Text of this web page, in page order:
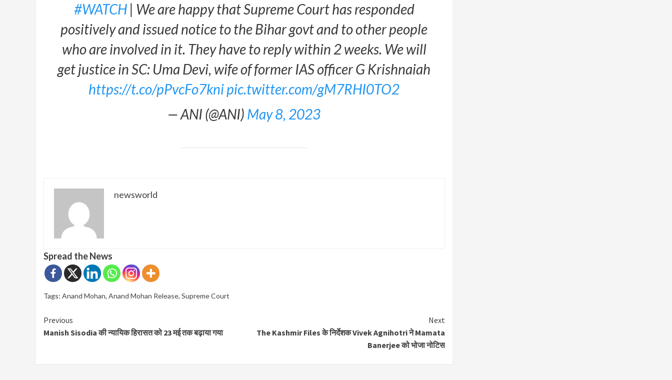
#WATCH| We are happy that Supreme Court has responded
positively and issued notice to the Bihar govt and to other people
who are involved in it. They have to reply within 2 weeks. We will
get justice in SC: Uma Devi, wife of former IAS officer G Krishnaiah
https://t.co/pPvcFo7knipic.twitter.com/gM7RHI0TO2
— ANI (@ANI) May 8, 2023
newsworld
Spread the News
Tags: Anand Mohan, Anand Mohan Release, Supreme Court
Continue
Reading
Previous
Manish Sisodia की न्यायिक हिरासत को 23 मई तक बढ़ाया गया
Next
The Kashmir Files के निर्देशक Vivek Agnihotri ने Mamata
Banerjee को भोजा नोटिस